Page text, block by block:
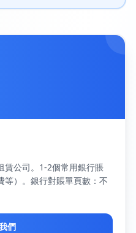
賃公司。1-2個常用銀行賬
等）。銀行對賬單頁數：不
們